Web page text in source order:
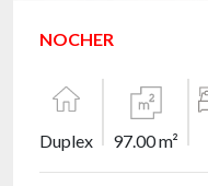
NOCHER
Duplex 97.00 m²